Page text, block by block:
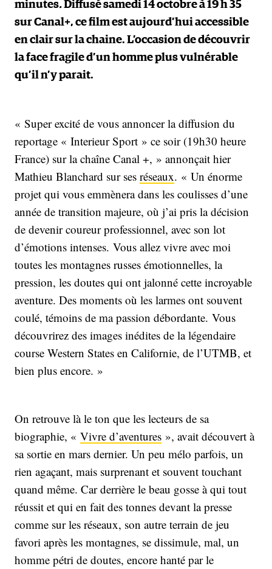
minutes.Diffusé samedi 14 octobre à 19 h 35
sur Canal+, ce film est aujourd’hui accessible
en clair sur la chaine. L’occasion de découvrir
la face fragile d’un homme plus vulnérable
qu’il n’y parait.
« Super excité de vous annoncer la diffusion du
reportage « Interieur Sport » ce soir (19h30 heure
France) sur la chaîne Canal +, » annonçait hier
Mathieu Blanchard sur ses réseaux. « Un énorme
projet qui vous emmènera dans les coulisses d’une
année de transition majeure, où j’ai pris la décision
de devenir coureur professionnel, avec son lot
d’émotions intenses. Vous allez vivre avec moi
toutes les montagnes russes émotionnelles, la
pression, les doutes qui ont jalonné cette incroyable
aventure. Des moments où les larmes ont souvent
coulé, témoins de ma passion débordante. Vous
découvrirez des images inédites de la légendaire
course Western States en Californie, de l’UTMB, et
bien plus encore. »
On retrouve là le ton que les lecteurs de sa
biographie, « Vivre d’aventures », avait découvert à
sa sortie en mars dernier. Un peu mélo parfois, un
rien agaçant, mais surprenant et souvent touchant
quand même. Car derrière le beau gosse à qui tout
réussit et qui en fait des tonnes devant la presse
comme sur les réseaux, son autre terrain de jeu
favori après les montagnes, se dissimule, mal, un
homme pétri de doutes, encore hanté par le